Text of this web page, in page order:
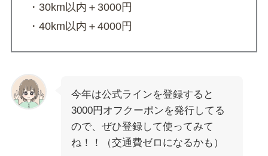
・30km以内＋3000円
・40km以内＋4000円
今年は公式ラインを登録すると
3000円オフクーポンを発行してる
ので、ぜひ登録して使ってみて
ね！！（交通費ゼロになるかも）